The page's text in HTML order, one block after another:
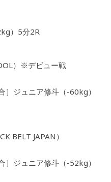
）5分2R
）※デビュー戦
］ジュニア修斗（-60kg）
BELT JAPAN）
］ジュニア修斗（-52kg）